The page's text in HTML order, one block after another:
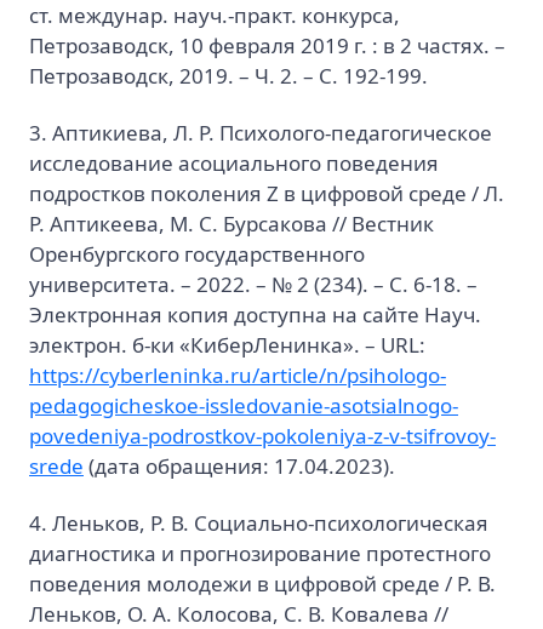
ст. междунар. науч.-практ. конкурса,
Петрозаводск, 10 февраля 2019 г. : в 2 частях. –
Петрозаводск, 2019. – Ч. 2. – С. 192-199.
3. Аптикиева, Л. Р. Психолого-педагогическое
исследование асоциального поведения
подростков поколения Z в цифровой среде / Л.
Р. Аптикеева, М. С. Бурсакова // Вестник
Оренбургского государственного
университета. – 2022. – № 2 (234). – С. 6-18. –
Электронная копия доступна на сайте Науч.
электрон. б-ки «КиберЛенинка». – URL:
https://cyberleninka.ru/article/n/psihologo-
pedagogicheskoe-issledovanie-asotsialnogo-
povedeniya-podrostkov-pokoleniya-z-v-tsifrovoy-
srede (дата обращения: 17.04.2023).
4. Леньков, Р. В. Социально-психологическая
диагностика и прогнозирование протестного
поведения молодежи в цифровой среде / Р. В.
Леньков, О. А. Колосова, С. В. Ковалева //